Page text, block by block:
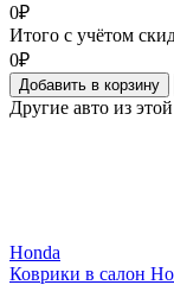
0₽
Итого с учётом
0₽
Добавить в корзину
Другие авто из
Honda
Коврики в салон